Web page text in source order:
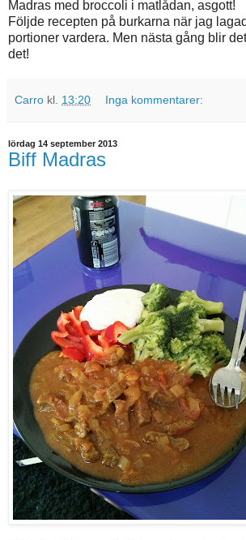
Madras med broccoli i matlådan, asgott!
Följde recepten på burkarna när jag
portioner vardera. Men nästa gång blir
det!
Carro kl. 13:20 Inga kommentarer:
lördag 14 september 2013
Biff Madras